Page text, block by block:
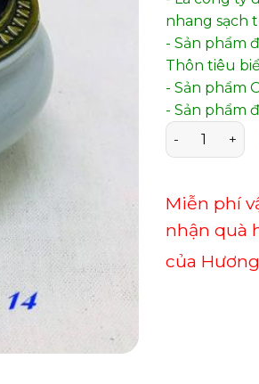
nhang sạch
- Sản phẩm
Thôn tiêu
- Sản phẩm
- Sản phẩm
Lư Xông
Miễn phí
nhận quà
của